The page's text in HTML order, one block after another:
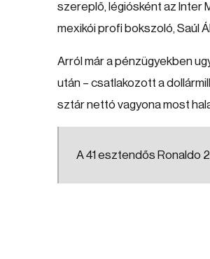
szereplő, légiósként az Inter
mexikói profi bokszoló, Saúl
Arról már a pénzügyekben
után – csatlakozott a
sztár nettó vagyona most
A 41 esztendős Ronaldo